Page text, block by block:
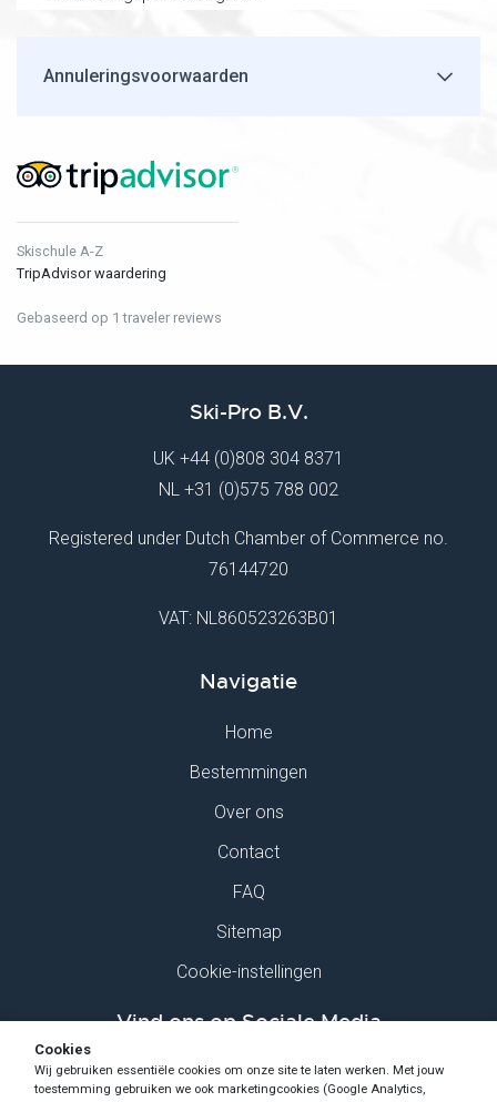
Annuleringsvoorwaarden
Skischule A-Z
TripAdvisor waardering
Gebaseerd op 1 traveler reviews
Ski-Pro B.V.
UK +44 (0)808 304 8371
NL +31 (0)575 788 002
Registered under Dutch Chamber of Commerce no.
76144720
VAT: NL860523263B01
Navigatie
Home
Bestemmingen
Over ons
Contact
FAQ
Sitemap
Cookie-instellingen
Vind ons op Sociale Media
Cookies
Wij gebruiken essentiële cookies om onze site te laten werken. Met jouw
toestemming gebruiken we ook marketingcookies (Google Analytics,